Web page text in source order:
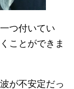
つ付いてい
ことができま
が不安定だっ